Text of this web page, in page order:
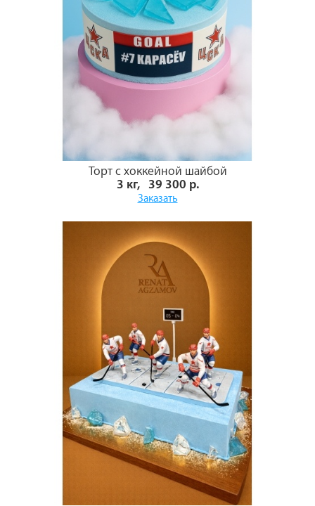
Торт с хоккейной шайбой
3 кг, 39 300 р.
Заказать